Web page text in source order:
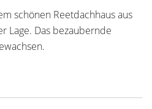
schönen Reetdachhaus aus
Lage. Das bezaubernde